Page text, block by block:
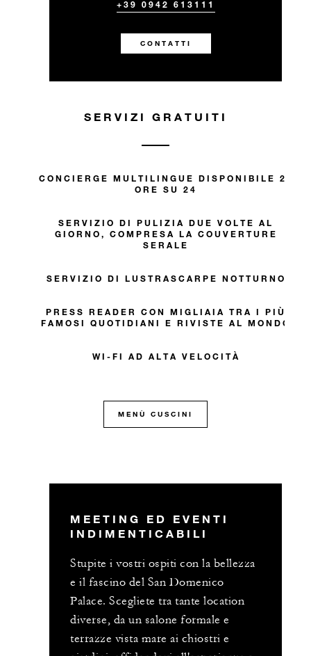
+39 0942 613111
CONTATTI
SERVIZI GRATUITI
CONCIERGE MULTILINGUE DISPONIBILE 24
ORE SU 24
SERVIZIO DI PULIZIA DUE VOLTE AL
GIORNO, COMPRESA LA COUVERTURE
SERALE
SERVIZIO DI LUSTRASCARPE NOTTURNO
PRESS READER CON MIGLIAIA TRA I PIÙ
FAMOSI QUOTIDIANI E RIVISTE AL MONDO
WI-FI AD ALTA VELOCITÀ
MENÙ CUSCINI
MEETING ED EVENTI
INDIMENTICABILI
Stupite i vostri ospiti con la bellezza
e il fascino del San Domenico
Palace. Scegliete tra tante location
diverse, da un salone formale e
terrazze vista mare ai chiostri e